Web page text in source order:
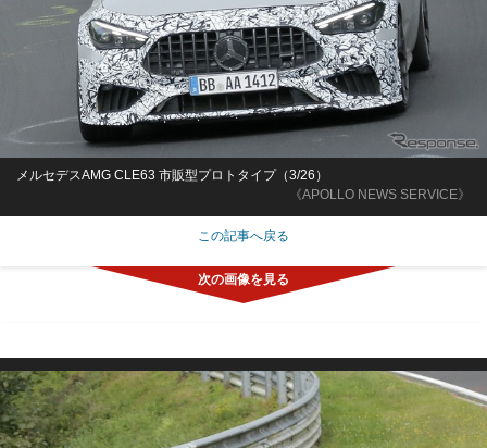
《APOLLO NEWS SERVICE》
メルセデスAMG CLE63 市販型プロトタイプ（3/26）
この記事へ戻る